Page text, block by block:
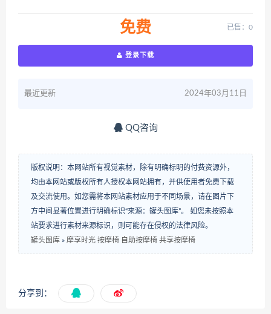
免费 已售：0
登录下载
最近更新 2024年03月11日
QQ咨询
版权说明：本网站所有视觉素材，除有明确标明的付费资源外，
均由本网站或版权所有人授权本网站拥有，并供使用者免费下载
及交流使用。如您需将本网站素材应用于不同场景，请在图片下
方中间显著位置进行明确标识“来源：罐头图库”。 如您未按照本
站要求进行素材来源标识，则可能存在侵权的法律风险。
罐头图库 » 摩享时光 按摩椅 自助按摩椅 共享按摩椅
分享到：